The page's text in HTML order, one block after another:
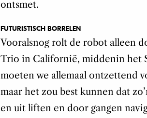
ontsmet.
FUTURISTISCH BORRELEN
Vooralsnog rolt de robot alleen
Trio in Californië, middenin het
moeten we allemaal ontzettend
maar het zou best kunnen dat
en uit liften en door gangen